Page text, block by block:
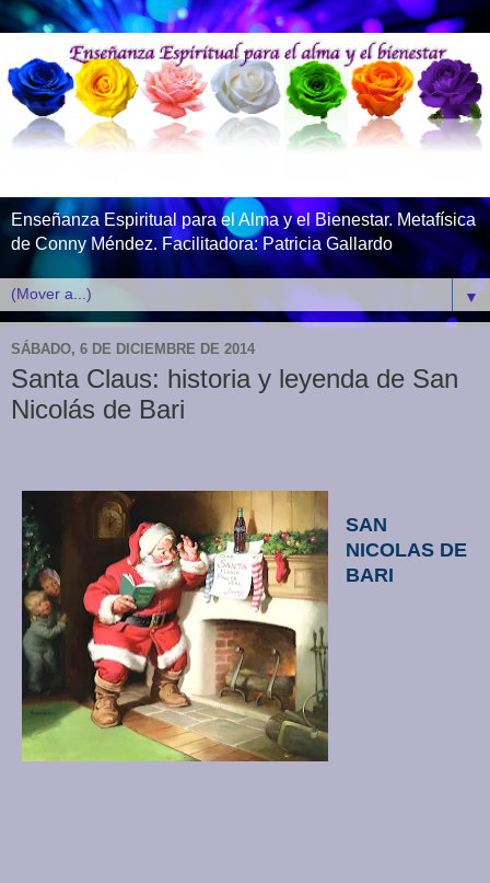
Enseñanza Espiritual para el Alma y el Bienestar. Metafísica
de Conny Méndez. Facilitadora: Patricia Gallardo
▼
SÁBADO, 6 DE DICIEMBRE DE 2014
Santa Claus: historia y leyenda de San
Nicolás de Bari
SAN
NICOLAS DE
BARI